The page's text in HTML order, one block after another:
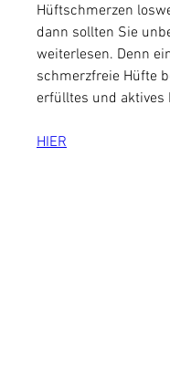
Hüftschmerzen
dann sollten Sie
weiterlesen. Denn
schmerzfreie Hüfte
erfülltes und aktives
HIER